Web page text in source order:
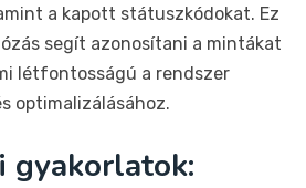
a kapott státuszkódokat. Ez
segít azonosítani a mintákat
létfontosságú a rendszer
optimalizálásához.
gyakorlatok: